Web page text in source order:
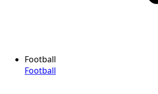
Football
Football